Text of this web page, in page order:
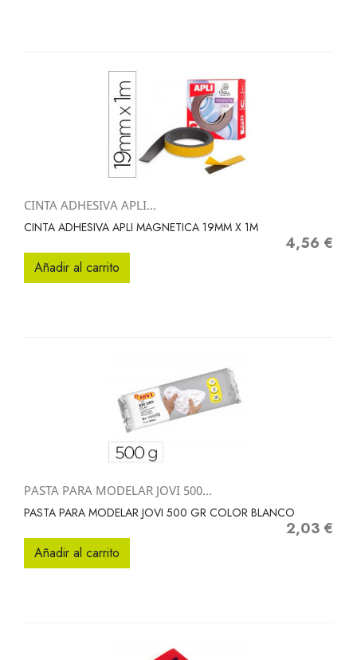
CINTA ADHESIVA APLI...
CINTA ADHESIVA APLI MAGNETICA 19MM X 1M
Precio
4,56 €
Añadir al carrito
PASTA PARA MODELAR JOVI 500...
PASTA PARA MODELAR JOVI 500 GR COLOR BLANCO
Precio
2,03 €
Añadir al carrito